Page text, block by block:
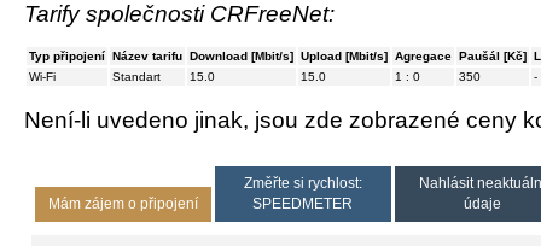
Tarify společnosti CRFreeNet:
Typ připojení Název tarifu Download [Mbit/s] Upload [Mbit/s] Agregace Paušál [Kč]
Wi-Fi
Standart 15.0 15.0 1 : 0 350 -
Není-li uvedeno jinak, jsou zde zobrazené ceny
Mám zájem o připojení
Změřte si rychlost:
SPEEDMETER
Nahlásit
údaje